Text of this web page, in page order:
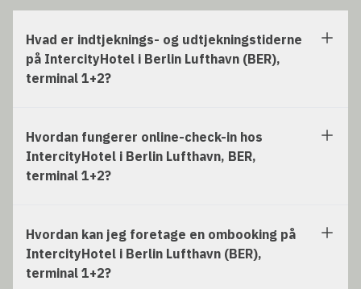
Hvad er indtjeknings- og udtjekningstiderne
på IntercityHotel i Berlin Lufthavn (BER),
terminal 1+2?
Hvordan fungerer online-check-in hos
IntercityHotel i Berlin Lufthavn, BER,
terminal 1+2?
Hvordan kan jeg foretage en ombooking på
IntercityHotel i Berlin Lufthavn (BER),
terminal 1+2?